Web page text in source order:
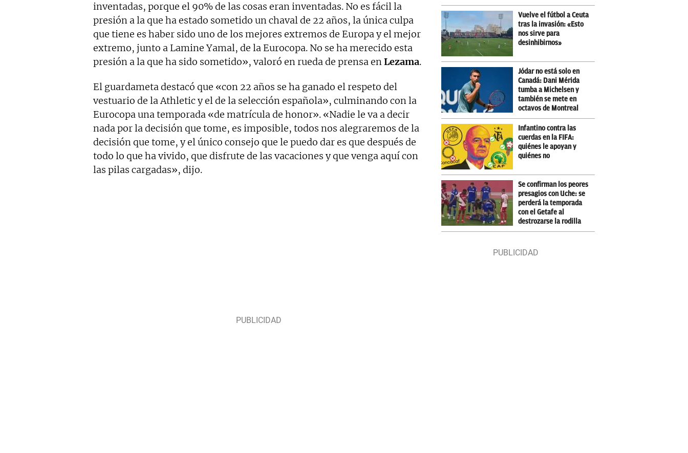
inventadas, porque el 90% de las cosas eran inventadas. No es fácil la
presión a la que ha estado sometido un chaval de 22 años, la única culpa
que tiene es haber sido uno de los mejores extremos de Europa y el mejor
extremo, junto a Lamine Yamal, de la Eurocopa. No se ha merecido esta
presión a la que ha sido sometido», valoró en rueda de prensa enLezama.
El guardameta destacó que «con 22 años se ha ganado el respeto del
vestuario de la Athletic y el de la selección española», culminando con la
Eurocopa una temporada «de matrícula de honor». «Nadie le va a decir
nada por la decisión que tome, es imposible, todos nos alegraremos de la
decisión que tome, y el único consejo que le puedo dar es que después de
todo lo que ha vivido, que disfrute de las vacaciones y que venga aquí con
las pilas cargadas», dijo.
Vuelve el fútbol a Ceuta
tras la invasión: «Esto
nos sirve para
desinhibirnos»
Jódar no está solo en
Canadá: Dani Mérida
tumba a Michelsen y
también se mete en
octavos de Montreal
Infantino contra las
cuerdas en la FIFA:
quiénes le apoyan y
quiénes no
Se confirman los peores
presagios con Uche: se
perderá la temporada
con el Getafe al
destrozarse la rodilla